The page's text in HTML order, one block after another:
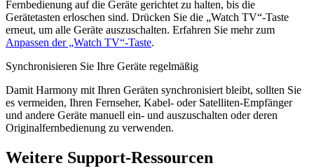
Fernbedienung auf die Geräte gerichtet zu halten, bis die
Gerätetasten erloschen sind. Drücken Sie die „Watch TV“-Taste
erneut, um alle Geräte auszuschalten. Erfahren Sie mehr zum
Anpassen der „Watch TV“-Taste.
Synchronisieren Sie Ihre Geräte regelmäßig
Damit Harmony mit Ihren Geräten synchronisiert bleibt, sollten Sie
es vermeiden, Ihren Fernseher, Kabel- oder Satelliten-Empfänger
und andere Geräte manuell ein- und auszuschalten oder deren
Originalfernbedienung zu verwenden.
Weitere Support-Ressourcen